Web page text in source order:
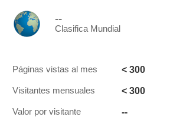
--
Clasifica Mundial
Páginas vistas al mes < 300
Visitantes mensuales < 300
Valor por visitante --